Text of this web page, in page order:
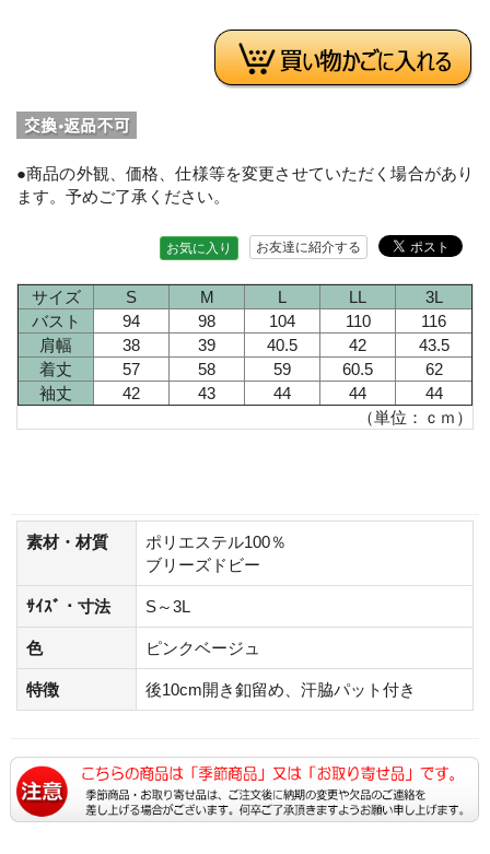
●商品の外観、価格、仕様等を変更させていただく場合があり
ます。予めご了承ください。
お友達に紹介する
お気に入り
サイズ S M L LL
3L
バスト
94 98 104 110
116
肩幅
38 39 40.5 42
43.5
着丈
57 58 59 60.5
62
袖丈
42 43 44 44
44
（単位：ｃｍ）
素材・材質
ポリエステル100％
ブリーズドビー
ｻｲｽﾞ・寸法 S～3L
色 ピンクベージュ
特徴 後10cm開き釦留め、汗脇パット付き